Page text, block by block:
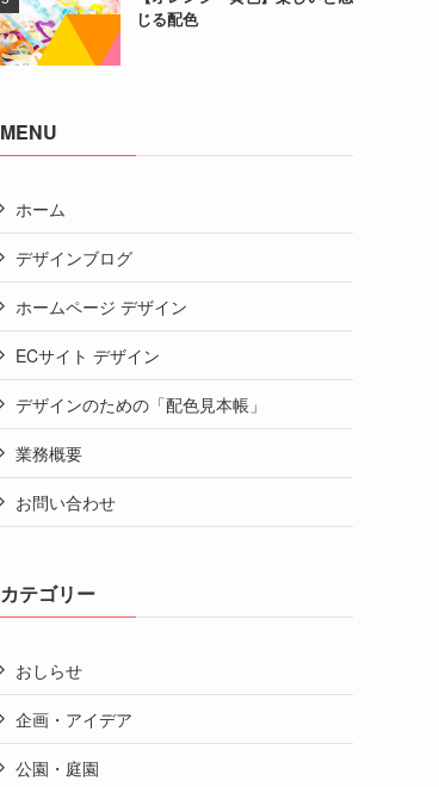
じる配色
MENU
ホーム
デザインブログ
ホームページ デザイン
ECサイト デザイン
デザインのための「配色見本帳」
業務概要
お問い合わせ
カテゴリー
おしらせ
企画・アイデア
公園・庭園